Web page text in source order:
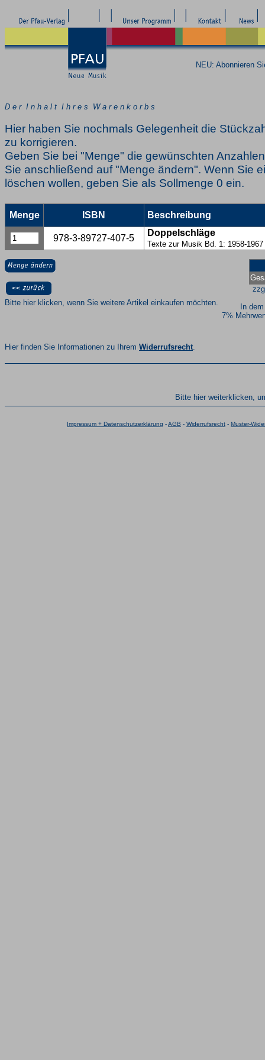
NEU: Abonnieren
D e r I n h a l t I h r e s W a r e n k o r b s
Hier haben Sie nochmals Gelegenheit die
zu korrigieren.
Geben Sie bei "Menge" die gewünschten
Sie anschließend auf "Menge ändern". Wenn Sie
löschen wollen, geben Sie als Sollmenge 0 ein.
Menge ISBN Beschreibung
978-3-89727-407-5
Doppelschläge
Texte zur Musik Bd. 1: 1958-1967
In
7%
Bitte hier klicken, wenn Sie weitere Artikel einkaufen möchten.
Hier finden Sie Informationen zu Ihrem Widerrufsrecht.
Bitte hier weiterklicken,
Impressum + Datenschutzerklärung -AGB - Widerrufsrecht - Muster-